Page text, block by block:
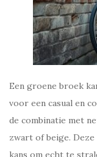
Een groene broek
voor een casual en
de combinatie met
zwart of beige.
kans om echt te